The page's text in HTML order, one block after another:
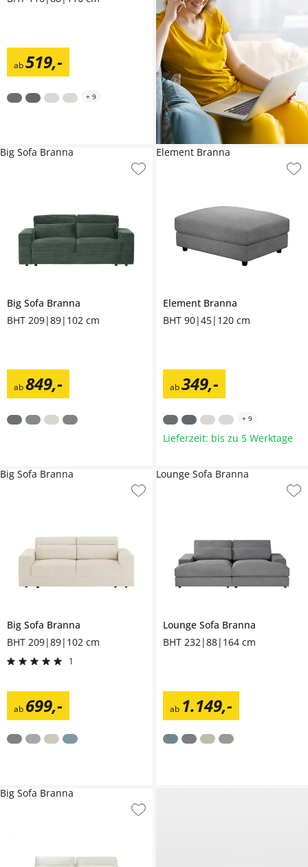
ab519,-
+ 9
Big Sofa Branna
BHT 209|89|102 cm
ab849,-
Big Sofa Branna
Element Branna
BHT 90|45|120 cm
ab 349,-
Element Branna
+ 9
Lieferzeit: bis zu 5 Werktage
Big Sofa Branna
BHT 209|89|102 cm
1
ab 699,-
Big Sofa Branna
Lounge Sofa Branna
BHT 232|88|164 cm
ab 1.149,-
Lounge Sofa Branna
Big Sofa Branna